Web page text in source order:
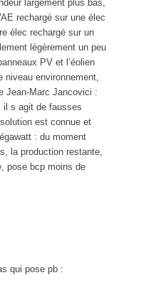
largement plus bas,
rechargé sur une élec
élec rechargé sur un
légèrement un peu
PV et l’éolien
niveau environnement,
Jean-Marc Jancovici :
il s agit de fausses
est connue et
: du moment
la production restante,
pose bcp moins de
qui pose pb :